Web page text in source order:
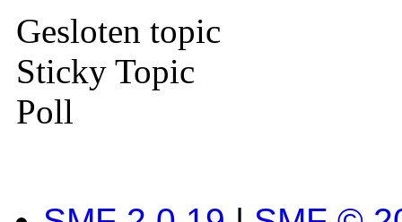
Gesloten topic
Sticky Topic
Poll